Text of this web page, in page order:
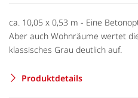
ca. 10,05 x 0,53 m - Eine
Aber auch Wohnräume wertet
klassisches Grau deutlich auf.
Produktdetails